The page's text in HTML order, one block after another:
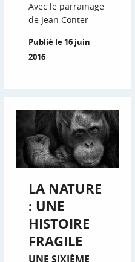
Avec le parrainage
de Jean Conter
Publié le 16 juin
2016
LA NATURE
: UNE
HISTOIRE
FRAGILE
UNE SIXIÈME